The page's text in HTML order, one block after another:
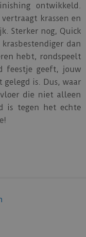
ontwikkeld.
krassen en
Sterker nog, Quick
dan
hebt, rondspeelt
feestje geeft, jouw
is. Dus, waar
die niet alleen
is tegen het echte